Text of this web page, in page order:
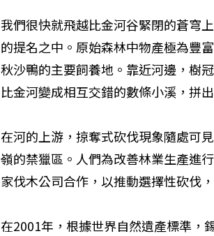
我們很快就飛越比金河谷緊閉的蒼穹
的提名之中。原始森林中物產極為豐
秋沙鴨的主要飼養地。靠近河邊，樹
比金河變成相互交錯的數條小溪，拼
在河的上游，掠奪式砍伐現象隨處可
嶺的禁獵區。人們為改善林業生產進
家伐木公司合作，以推動選擇性砍伐
在2001年，根據世界自然遺產標準，